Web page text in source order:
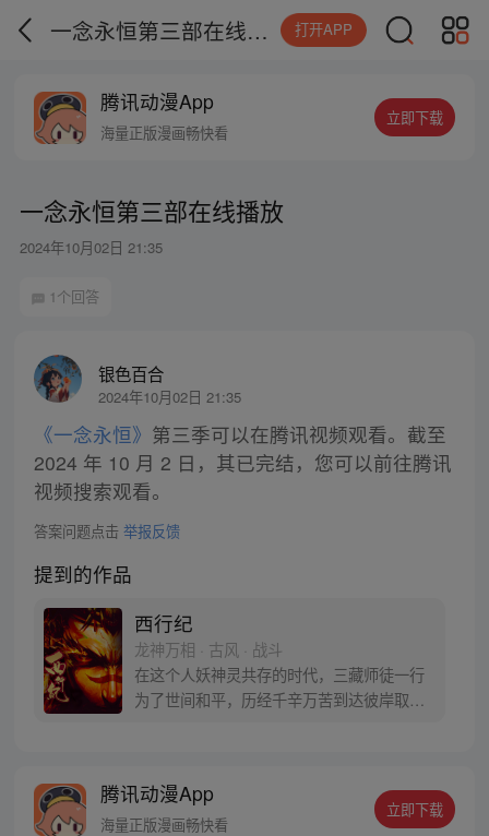
一念永恒第三部在线播放 打开APP
腾讯动漫App
海量正版漫画畅快看
立即下载
一念永恒第三部在线播放
2024年10月02日 21:35
1个回答
银色百合
2024年10月02日 21:35
《一念永恒》 第三季可以在腾讯视频观看。截至
2024 年 10 月 2 日，其已完结，您可以前往腾讯
视频搜索观看。
答案问题点击 举报反馈
提到的作品
西行纪
龙神万相 · 古风 · 战斗
在这个人妖神灵共存的时代，三藏师徒一行
为了世间和平，历经千辛万苦到达彼岸取
辞万难，找到唐三藏大法师，和他一起重新
寻回徒弟们，组成全新“西行小队”，再度踏
腾讯动漫App
海量正版漫画畅快看
立即下载